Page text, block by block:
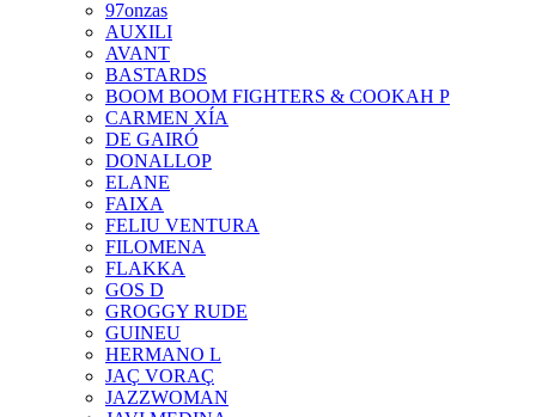
97onzas
AUXILI
AVANT
BASTARDS
BOOM BOOM FIGHTERS & COOKAH P
CARMEN XÍA
DE GAIRÓ
DONALLOP
ELANE
FAIXA
FELIU VENTURA
FILOMENA
FLAKKA
GOS D
GROGGY RUDE
GUINEU
HERMANO L
JAÇ VORAÇ
JAZZWOMAN